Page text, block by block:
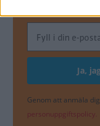
Genom att anmäla
personuppgiftspolicy.